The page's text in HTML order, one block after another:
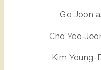
Go Joon
Cho Yeo-
Kim Young-